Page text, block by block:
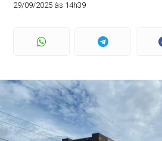
29/09/2025 às 14h39